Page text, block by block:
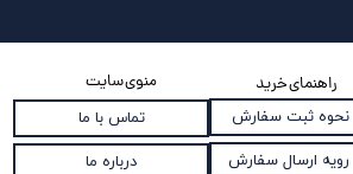
راهنمای خرید
نحوه ثبت سفارش
رویه ارسال سفارش
منوی سایت
تماس با ما
درباره ما